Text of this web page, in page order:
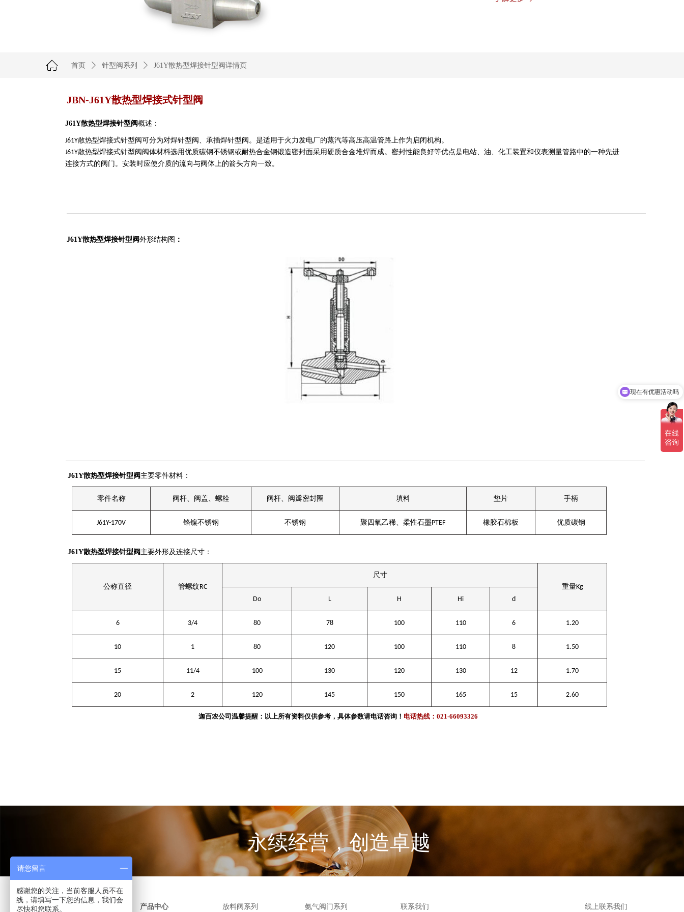
J61Y散热型焊接针型阀概述：
J61Y散热型焊接式针型阀可分为对焊针型阀、承插焊针型阀。是适用于火力发电厂的蒸汽等高压高温管路上作为启闭机构。
J61Y散热型焊接式针型阀阀体材料选用优质碳钢不锈钢或耐热合金钢锻造密封面采用硬质合金堆焊而成。密封性能良好等优点是电站、油、化工装置和仪表测量管路中的一种先进
连接方式的阀门。安装时应使介质的流向与阀体上的箭头方向一致。
J61Y散热型焊接针型阀 主要零件材料：
零件名称 阀杆、阀盖、螺栓 阀杆、阀瓣密封圈 填料 垫片 手柄
J61Y-170V 铬镍不锈钢 不锈钢 聚四氧乙稀、柔性石墨PTEF 橡胶石棉板 优质碳钢
J61Y散热型焊接针型阀 主要外形及连接尺寸：
公称直径 管螺纹RC
尺寸
重量Kg
Do
L H Hi d
6 3/4 80 78 100 110 6 1.20
10 1 80 120 100 110 8 1.50
15 11/4 100 130 120 130 12 1.70
20 2 120 145 150 165 15 2.60
迦百农公司温馨提醒 ：以上所有资料仅供参考，具体参数请电话咨询！ 电话热线：021-66093326
ꀇ 首页 ꄲ 针型阀系列 ꄲ J61Y散热型焊接针型阀详情页
永续经营，创造卓越
JBN-J61Y散热型焊接式针型阀
J61Y散热型焊接针型阀外形结构图 ：
线上联系我们
联系我们
产品中心 放料阀系列 氨气阀门系列
可以介绍下你们的产品么
现在有优惠活动吗
请您留言
感谢您的关注，当前客服人员不在
线，请填写一下您的信息，我们会
尽快和您联系。